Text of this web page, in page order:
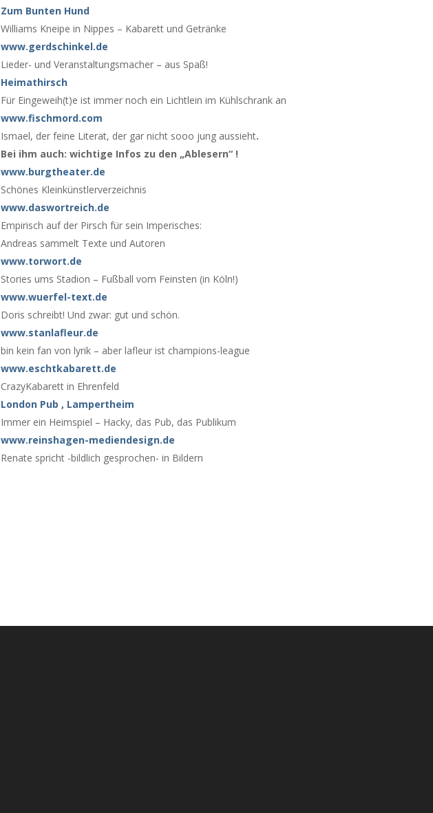
Zum Bunten Hund
Williams Kneipe in Nippes – Kabarett und Getränke
www.gerdschinkel.de
Lieder- und Veranstaltungsmacher – aus Spaß!
Heimathirsch
Für Eingeweih(t)e ist immer noch ein Lichtlein im Kühlschrank an
www.fischmord.com
Ismael, der feine Literat, der gar nicht sooo jung aussieht.
Bei ihm auch: wichtige Infos zu den „Ablesern“ !
www.burgtheater.de
Schönes Kleinkünstlerverzeichnis
www.daswortreich.de
Empirisch auf der Pirsch für sein Imperisches:
Andreas sammelt Texte und Autoren
www.torwort.de
Stories ums Stadion – Fußball vom Feinsten (in Köln!)
www.wuerfel-text.de
Doris schreibt! Und zwar: gut und schön.
www.stanlafleur.de
bin kein fan von lyrik – aber lafleur ist champions-league
www.eschtkabarett.de
CrazyKabarett in Ehrenfeld
London Pub , Lampertheim
Immer ein Heimspiel – Hacky, das Pub, das Publikum
www.reinshagen-mediendesign.de
Renate spricht -bildlich gesprochen- in Bildern